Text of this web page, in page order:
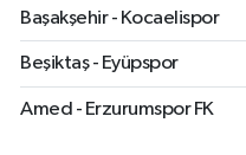
Başakşehir - Kocaelispor
Beşiktaş - Eyüpspor
Amed - Erzurumspor FK